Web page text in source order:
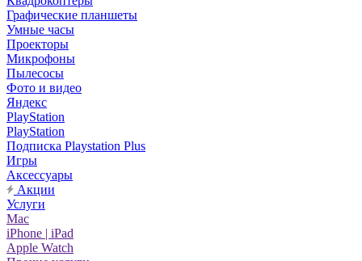
Графические планшеты
Умные часы
Проекторы
Микрофоны
Пылесосы
Фото и видео
Яндекс
PlayStation
PlayStation
Подписка Playstation Plus
Игры
Аксессуары
Акции
Услуги
Mac
iPhone | iPad
Apple Watch